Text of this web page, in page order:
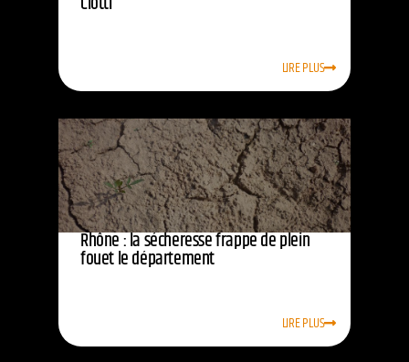
LIRE PLUS
Rhône : la sécheresse frappe de plein
fouet le département
LIRE PLUS